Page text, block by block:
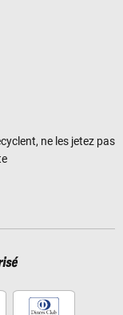
ne les jetez pas